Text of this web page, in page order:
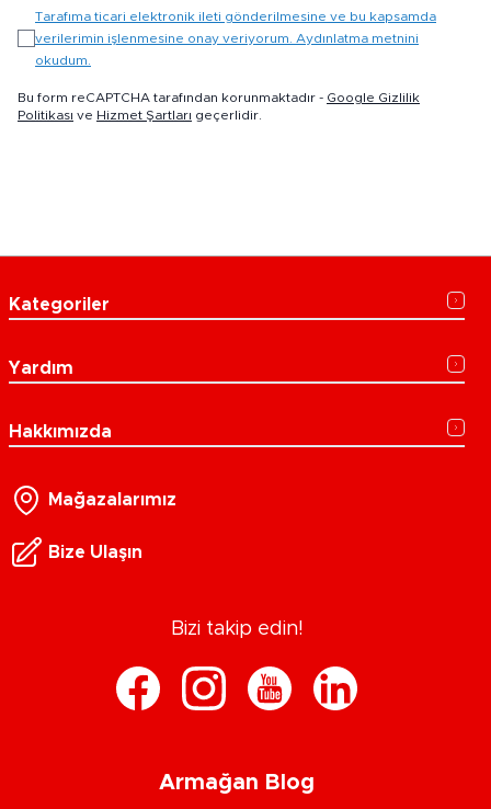
Tarafıma ticari elektronik ileti gönderilmesine ve bu kapsamda
verilerimin işlenmesine onay veriyorum. Aydınlatma metnini
okudum.
Bu form reCAPTCHA tarafından korunmaktadır - Google Gizlilik
Politikası ve Hizmet Şartları geçerlidir.
Kategoriler
Yardım
Hakkımızda
Mağazalarımız
Bize Ulaşın
Bizi takip edin!
Armağan Blog